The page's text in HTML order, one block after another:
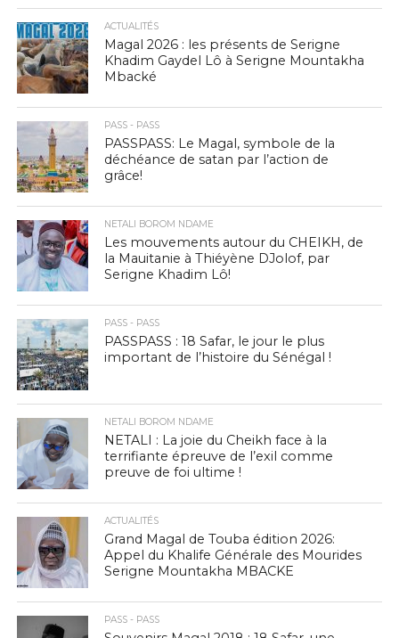
ACTUALITÉS
Magal 2026 : les présents de Serigne
Khadim Gaydel Lô à Serigne Mountakha
Mbacké
PASS - PASS
PASSPASS: Le Magal, symbole de la
déchéance de satan par l’action de
grâce!
NETALI BOROM NDAME
Les mouvements autour du CHEIKH, de
la Mauitanie à Thiéyène DJolof, par
Serigne Khadim Lô!
PASS - PASS
PASSPASS : 18 Safar, le jour le plus
important de l’histoire du Sénégal !
NETALI BOROM NDAME
NETALI : La joie du Cheikh face à la
terrifiante épreuve de l’exil comme
preuve de foi ultime !
ACTUALITÉS
Grand Magal de Touba édition 2026:
Appel du Khalife Générale des Mourides
Serigne Mountakha MBACKE
PASS - PASS